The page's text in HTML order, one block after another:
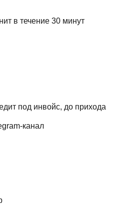
в течение 30 минут
под инвойс, до прихода
канал